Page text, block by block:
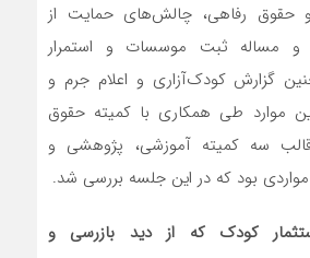
حقوق رفاهی، چالش‌های حمایت از
و مساله ثبت موسسات و استمرار
گزارش کودک‌آزاری و اعلام جرم و
موارد طی همکاری با کمیته حقوق
سه کمیته آموزشی، پژوهشی و
بود که در این جلسه بررسی شد.
کودک که از دید بازرسی و